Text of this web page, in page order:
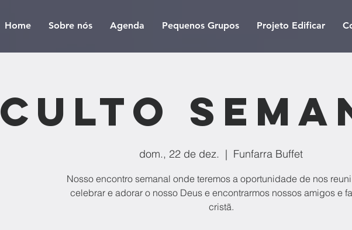
Home Sobre nós Agenda Pequenos Grupos Projeto Edificar
Culto
dom., 22 de dez.
  |
Funfarra Buffet
Nosso encontro semanal onde teremos a oportunidade de nos
celebrar e adorar o nosso Deus e encontrarmos nossos amigos e
cristã.